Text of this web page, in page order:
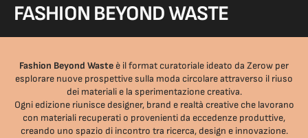
FASHION BEYOND WASTE
Fashion Beyond Wasteè il format curatoriale ideato da Zerow per
esplorare nuove prospettive sulla moda circolare attraverso il riuso
dei materiali e la sperimentazione creativa.
Ogni edizione riunisce designer, brand e realtà creative che lavorano
con materiali recuperati o provenienti da eccedenze produttive,
creando uno spazio di incontro tra ricerca, design e innovazione.